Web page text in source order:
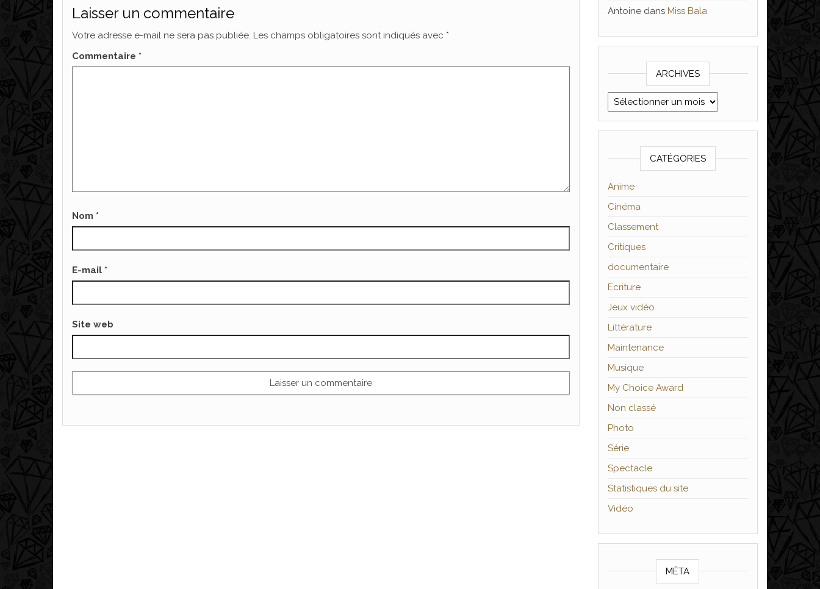
Laisser un commentaire
Votre adresse e-mail ne sera pas publiée. Les champs obligatoires sont indiqués avec *
Commentaire *
Nom *
E-mail *
Site web
Antoinedans Miss Bala
ARCHIVES
Archives
CATÉGORIES
Anime
Cinéma
Classement
Critiques
documentaire
Ecriture
Jeux vidéo
Littérature
Maintenance
Musique
My Choice Award
Non classé
Photo
Série
Spectacle
Statistiques du site
Vidéo
MÉTA